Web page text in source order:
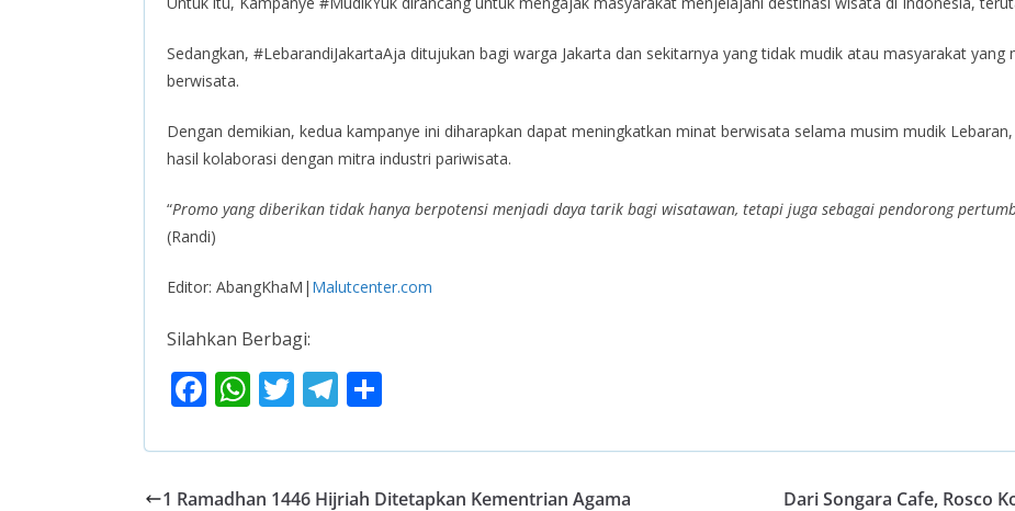
Sedangkan, #LebarandiJakartaAja ditujukan bagi warga Jakarta dan sekitarnya yang tidak mudik atau masyarakat
berwisata.
Dengan demikian, kedua kampanye ini diharapkan dapat meningkatkan minat berwisata selama musim mudik
hasil kolaborasi dengan mitra industri pariwisata.
“Promo yang diberikan tidak hanya berpotensi menjadi daya tarik bagi wisatawan, tetapi juga sebagai pendorong
(Randi)
Editor: AbangKhaM| Malutcenter.com
Silahkan Berbagi:
F
e
b
W
at
s
T
itt
er
T
e
gr
ar
e
1 Ramadhan 1446 Hijriah Ditetapkan Kementrian Agama Dari Songara Cafe, Rosco